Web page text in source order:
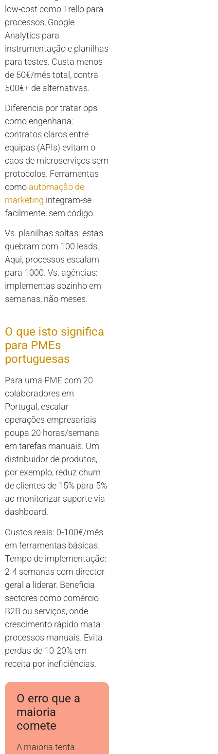
low-cost como Trello para
processos, Google
Analytics para
instrumentação e planilhas
para testes. Custa menos
de 50€/mês total, contra
500€+ de alternativas.
Diferencia por tratar ops
como engenharia:
contratos claros entre
equipas (APIs) evitam o
caos de microserviços sem
protocolos. Ferramentas
como automação de
marketing integram-se
facilmente, sem código.
Vs. planilhas soltas: estas
quebram com 100 leads.
Aqui, processos escalam
para 1000. Vs. agências:
implementas sozinho em
semanas, não meses.
O que isto significa
para PMEs
portuguesas
Para uma PME com 20
colaboradores em
Portugal, escalar
operações empresariais
poupa 20 horas/semana
em tarefas manuais. Um
distribuidor de produtos,
por exemplo, reduz churn
de clientes de 15% para 5%
ao monitorizar suporte via
dashboard.
Custos reais: 0-100€/mês
em ferramentas básicas.
Tempo de implementação:
2-4 semanas com director
geral a liderar. Beneficia
sectores como comércio
B2B ou serviços, onde
crescimento rápido mata
processos manuais. Evita
perdas de 10-20% em
receita por ineficiências.
O erro que a
maioria
comete
A maioria tenta